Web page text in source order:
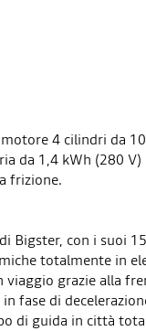
4 cilindri da
da 1,4 kWh (280
frizione.
Bigster, con i suoi
totalmente in
viaggio grazie alla
fase di
di guida in città